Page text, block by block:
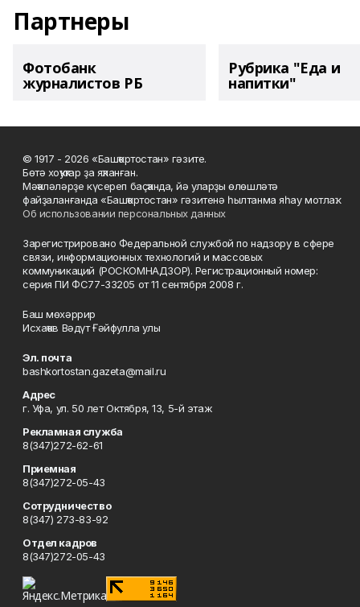
Партнеры
Фотобанк
журналистов РБ
Рубрика "Еда и
напитки"
© 1917 - 2026 «Башҡортостан» гәзите.
Бөтә хоҡуҡтар ҙа яҡланған.
Мәҡәләләрҙе күсереп баҫҡанда, йә уларҙы өлөшләтә
файҙаланғанда «Башҡортостан» гәзитенә һылтанма яһау мотлаҡ.
Об использовании персональных данных
Зарегистрировано Федеральной службой по надзору в сфере
связи, информационных технологий и массовых
коммуникаций (РОСКОМНАДЗОР). Регистрационный номер:
серия ПИ ФС77-33205 от 11 сентября 2008 г.
Баш мөхәррир
Исхаҡов Вәдүт Ғәйфулла улы
Эл. почта
bashkortostan.gazeta@mail.ru
Адрес
г. Уфа, ул. 50 лет Октября, 13, 5-й этаж
Рекламная служба
8(347)272-62-61
Приемная
8(347)272-05-43
Сотрудничество
8(347) 273-83-92
Отдел кадров
8(347)272-05-43